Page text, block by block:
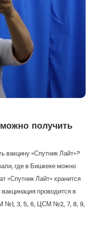
получить
вакцину «Спутник Лайт»?
где в Бишкеке можно
«Спутник Лайт» хранится
проводится в
№1, 3, 5, 6, ЦСМ №2, 7, 8, 9,